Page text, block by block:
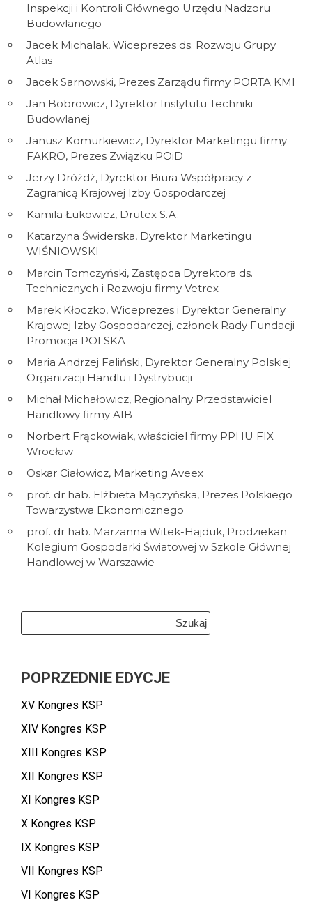
Inspekcji i Kontroli Głównego Urzędu Nadzoru
Budowlanego
Jacek Michalak, Wiceprezes ds. Rozwoju Grupy
Atlas
Jacek Sarnowski, Prezes Zarządu firmy PORTA KMI
Jan Bobrowicz, Dyrektor Instytutu Techniki
Budowlanej
Janusz Komurkiewicz, Dyrektor Marketingu firmy
FAKRO, Prezes Związku POiD
Jerzy Dróżdż, Dyrektor Biura Współpracy z
Zagranicą Krajowej Izby Gospodarczej
Kamila Łukowicz, Drutex S.A.
Katarzyna Świderska, Dyrektor Marketingu
WIŚNIOWSKI
Marcin Tomczyński, Zastępca Dyrektora ds.
Technicznych i Rozwoju firmy Vetrex
Marek Kłoczko, Wiceprezes i Dyrektor Generalny
Krajowej Izby Gospodarczej, członek Rady Fundacji
Promocja POLSKA
Maria Andrzej Faliński, Dyrektor Generalny Polskiej
Organizacji Handlu i Dystrybucji
Michał Michałowicz, Regionalny Przedstawiciel
Handlowy firmy AIB
Norbert Frąckowiak, właściciel firmy PPHU FIX
Wrocław
Oskar Ciałowicz, Marketing Aveex
prof. dr hab. Elżbieta Mączyńska, Prezes Polskiego
Towarzystwa Ekonomicznego
prof. dr hab. Marzanna Witek-Hajduk, Prodziekan
Kolegium Gospodarki Światowej w Szkole Głównej
Handlowej w Warszawie
POPRZEDNIE EDYCJE
XV Kongres KSP
XIV Kongres KSP
XIII Kongres KSP
XII Kongres KSP
XI Kongres KSP
X Kongres KSP
IX Kongres KSP
VII Kongres KSP
VI Kongres KSP